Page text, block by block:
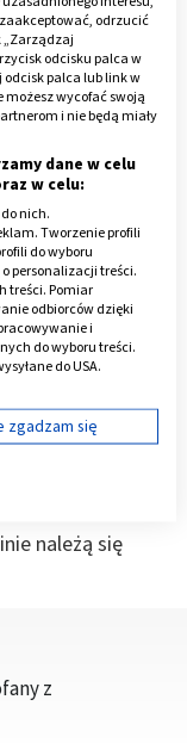
48,89 PLN
i
– tłumaczy
się ze
szczęście lista
w tym
anginę.
należą się
z
odrzucić
odcisku palca w
palca lub link w
możesz wycofać swoją
i nie będą miały
dane w celu
w celu:
nich.
Tworzenie profili
do wyboru
personalizacji treści.
treści. Pomiar
odbiorców dzięki
i
do wyboru treści.
do USA.
zgadzam się